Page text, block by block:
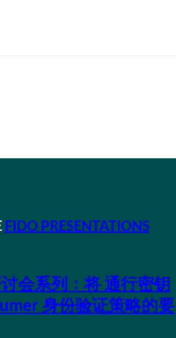
FIDO PRESENTATIONS
会系列：将 通行密钥
身份验证策略的要